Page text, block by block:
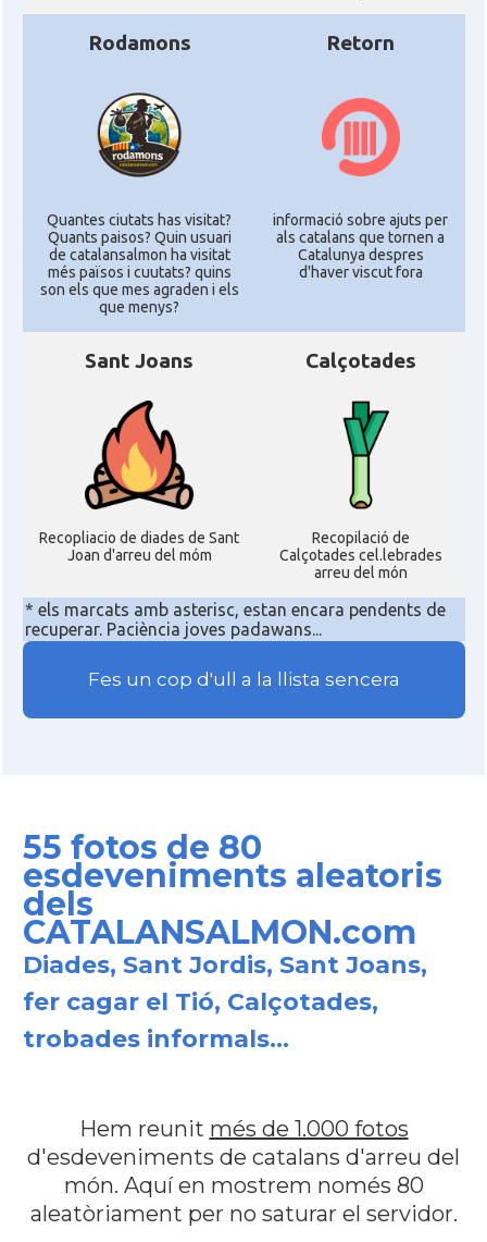
Rodamons
Quantes ciutats has visitat?
Quants paisos? Quin usuari
de catalansalmon ha visitat
més països i cuutats? quins
son els que mes agraden i els
que menys?
Retorn
informació sobre ajuts per
als catalans que tornen a
Catalunya despres
d'haver viscut fora
Sant Joans
Recopliacio de diades de Sant
Joan d'arreu del móm
Calçotades
Recopilació de
Calçotades cel.lebrades
arreu del món
* els marcats amb asterisc, estan encara pendents de
recuperar. Paciència joves padawans...
Fes un cop d'ull a la llista sencera
55 fotos de 80
esdeveniments aleatoris
dels
CATALANSALMON.com
Diades, Sant Jordis, Sant Joans,
fer cagar el Tió, Calçotades,
trobades informals...
Hem reunit més de 1.000 fotos
d'esdeveniments de catalans d'arreu del
món. Aquí en mostrem només 80
aleatòriament per no saturar el servidor.